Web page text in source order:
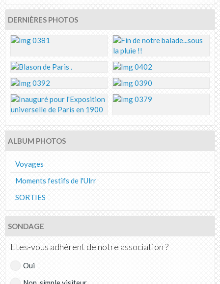
DERNIÈRES PHOTOS
ALBUM PHOTOS
Voyages
Moments festifs de l'Ulrr
SORTIES
SONDAGE
Etes-vous adhérent de notre association ?
Oui